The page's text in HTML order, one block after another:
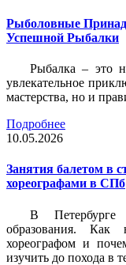
Рыболовные
Успешной Рыбалки
Рыбалка – это
увлекательное
мастерства, но и
Подробнее
10.05.2026
Занятия балетом в
хореографами в СПб
В Петербурге
образования. Как
хореографом и
изучить до похода в